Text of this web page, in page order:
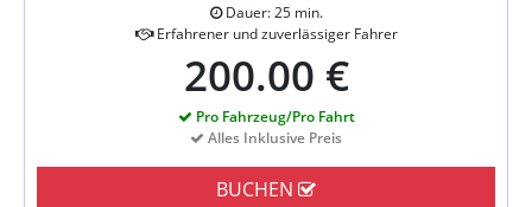
Dauer: 25 min.
Erfahrener und zuverlässiger Fahrer
200.00 €
Pro Fahrzeug/Pro Fahrt
Alles Inklusive Preis
BUCHEN